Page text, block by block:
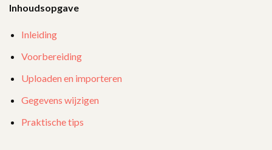
Inhoudsopgave
Inleiding
Voorbereiding
Uploaden en importeren
Gegevens wijzigen
Praktische tips